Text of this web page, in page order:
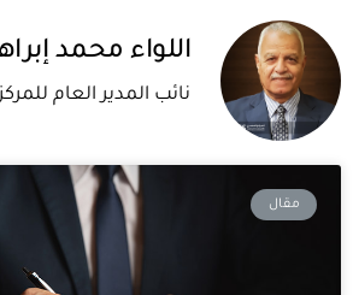
اللواء محمد
نائب المدير العام
مقال